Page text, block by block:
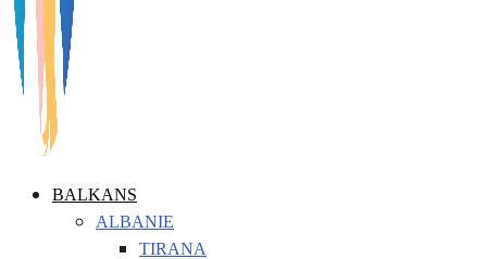
BALKANS
ALBANIE
TIRANA